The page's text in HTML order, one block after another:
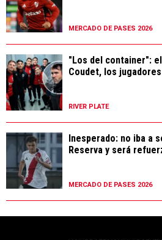
MERCADO DE PASES 2026
"Los del container":
Coudet, los
RIVER PLATE
Inesperado: no iba a
Reserva y será
MERCADO DE PASES 2026